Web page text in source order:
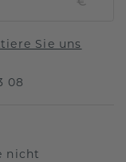
Sie uns
08
nicht